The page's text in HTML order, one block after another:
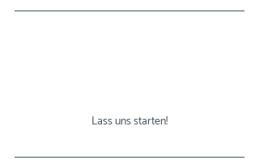
Lass uns starten!